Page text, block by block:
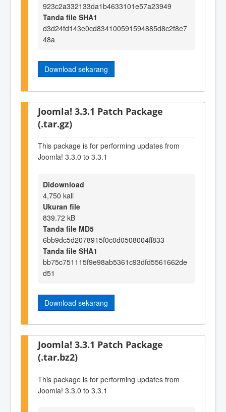
923c2a332133da1b4633101e57a23949
Tanda file SHA1
d3d24fd143e0cd834100591594885d8c2f8e7
48a
Download sekarang
Joomla! 3.3.1 Patch Package
(.tar.gz)
This package is for performing updates from
Joomla! 3.3.0 to 3.3.1
Didownload
4,750 kali
Ukuran file
839.72 kB
Tanda file MD5
6bb9dc5d2078915f0c0d0508004ff833
Tanda file SHA1
bb75c751115f9e98ab5361c93dfd5561662de
d51
Download sekarang
Joomla! 3.3.1 Patch Package
(.tar.bz2)
This package is for performing updates from
Joomla! 3.3.0 to 3.3.1